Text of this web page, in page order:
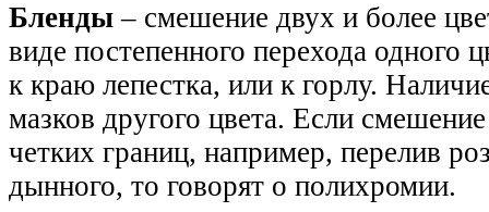
Бленды– смешение двух и более
виде постепенного перехода одного
к краю лепестка, или к горлу.
мазков другого цвета. Если
четких границ, например, перелив
дынного, то говорят о полихромии.